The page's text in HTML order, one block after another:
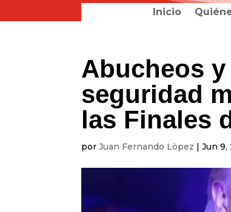
Inicio
Abucheos
seguridad
las Finales
porJuan Fernando Lòpez |Jun 9,